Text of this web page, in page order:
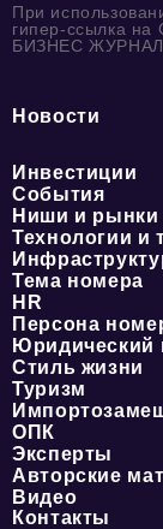
При
гипер-ссылка
БИЗНЕС
Новости
Инвестиции
События
Ниши и рынки
Технологии и
Тема номера
HR
Персона
Юридический
Стиль жизни
Туризм
ОПК
Эксперты
Авторские
Видео
Контакты